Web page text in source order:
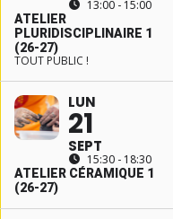
13:00 - 15:00
ATELIER
PLURIDISCIPLINAIRE 1
(26-27)
TOUT PUBLIC !
LUN
21
SEPT
15:30 - 18:30
ATELIER CÉRAMIQUE 1
(26-27)